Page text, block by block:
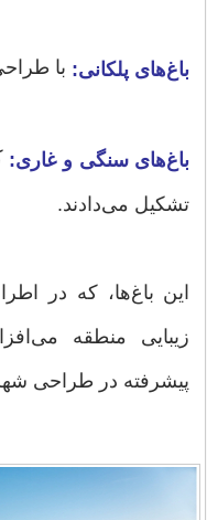
باغ‌های پلکانی: با
باغ‌های سنگی و غاری:
تشکیل می‌دادند.
این باغ‌ها، که در
زیبایی منطقه
پیشرفته در طراحی